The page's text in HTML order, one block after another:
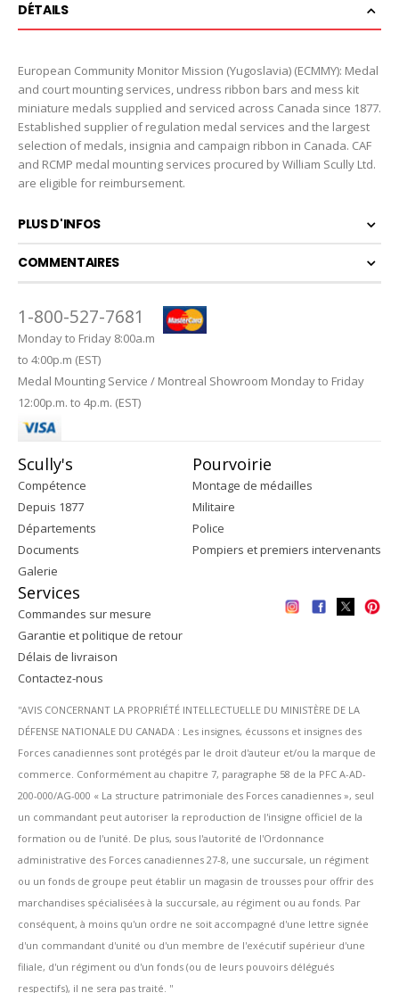
DÉTAILS
European Community Monitor Mission (Yugoslavia) (ECMMY): Medal
and court mounting services, undress ribbon bars and mess kit
miniature medals supplied and serviced across Canada since 1877.
Established supplier of regulation medal services and the largest
selection of medals, insignia and campaign ribbon in Canada. CAF
and RCMP medal mounting services procured by William Scully Ltd.
are eligible for reimbursement.
PLUS D'INFOS
COMMENTAIRES
1-800-527-7681
Monday to Friday 8:00a.m
to 4:00p.m (EST)
Medal Mounting Service / Montreal Showroom Monday to Friday
12:00p.m. to 4p.m. (EST)
Scully's
Compétence
Depuis 1877
Départements
Documents
Galerie
Pourvoirie
Montage de médailles
Militaire
Police
Pompiers et premiers intervenants
Services
Commandes sur mesure
Garantie et politique de retour
Délais de livraison
Contactez-nous
''AVIS CONCERNANT LA PROPRIÉTÉ INTELLECTUELLE DU MINISTÈRE DE LA
DÉFENSE NATIONALE DU CANADA : Les insignes, écussons et insignes des
Forces canadiennes sont protégés par le droit d'auteur et/ou la marque de
commerce. Conformément au chapitre 7, paragraphe 58 de la PFC A-AD-
200-000/AG-000 « La structure patrimoniale des Forces canadiennes », seul
un commandant peut autoriser la reproduction de l'insigne officiel de la
formation ou de l'unité. De plus, sous l'autorité de l'Ordonnance
administrative des Forces canadiennes 27-8, une succursale, un régiment
ou un fonds de groupe peut établir un magasin de trousses pour offrir des
marchandises spécialisées à la succursale, au régiment ou au fonds. Par
conséquent, à moins qu'un ordre ne soit accompagné d'une lettre signée
d'un commandant d'unité ou d'un membre de l'exécutif supérieur d'une
filiale, d'un régiment ou d'un fonds (ou de leurs pouvoirs délégués
respectifs), il ne sera pas traité. ''